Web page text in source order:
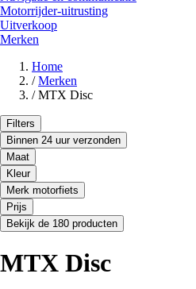
Motorrijder-uitrusting
Uitverkoop
Merken
Home
/ Merken
/ MTX Disc
Filters
Binnen 24 uur verzonden
Maat
Kleur
Merk motorfiets
Prijs
Bekijk de 180 producten
MTX Disc